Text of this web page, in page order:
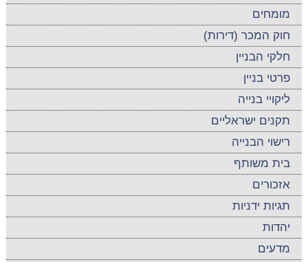
מומחים
חוק המכר (דירות)
חלקי הבניין
פרטי בניין
ליקויי בנייה
תקנים ישראליים
רישוי הבנייה
בית משותף
אזכורים
תגיות ידניות
יהדות
מדעים